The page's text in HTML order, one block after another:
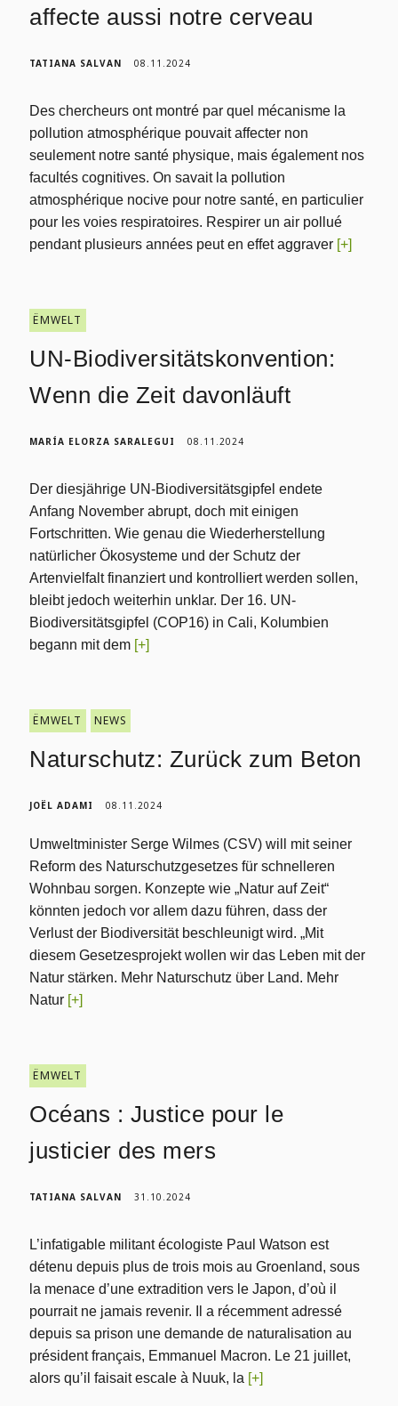
affecte aussi notre cerveau
TATIANA SALVAN 08.11.2024
Des chercheurs ont montré par quel mécanisme la
pollution atmosphérique pouvait affecter non
seulement notre santé physique, mais également nos
facultés cognitives. On savait la pollution
atmosphérique nocive pour notre santé, en particulier
pour les voies respiratoires. Respirer un air pollué
pendant plusieurs années peut en effet aggraver [+]
ËMWELT
UN-Biodiversitätskonvention:
Wenn die Zeit davonläuft
MARÍA ELORZA SARALEGUI 08.11.2024
Der diesjährige UN-Biodiversitätsgipfel endete
Anfang November abrupt, doch mit einigen
Fortschritten. Wie genau die Wiederherstellung
natürlicher Ökosysteme und der Schutz der
Artenvielfalt finanziert und kontrolliert werden sollen,
bleibt jedoch weiterhin unklar. Der 16. UN-
Biodiversitätsgipfel (COP16) in Cali, Kolumbien
begann mit dem [+]
ËMWELT NEWS
Naturschutz: Zurück zum Beton
JOËL ADAMI 08.11.2024
Umweltminister Serge Wilmes (CSV) will mit seiner
Reform des Naturschutzgesetzes für schnelleren
Wohnbau sorgen. Konzepte wie „Natur auf Zeit“
könnten jedoch vor allem dazu führen, dass der
Verlust der Biodiversität beschleunigt wird. „Mit
diesem Gesetzesprojekt wollen wir das Leben mit der
Natur stärken. Mehr Naturschutz über Land. Mehr
Natur [+]
ËMWELT
Océans : Justice pour le
justicier des mers
TATIANA SALVAN 31.10.2024
L’infatigable militant écologiste Paul Watson est
détenu depuis plus de trois mois au Groenland, sous
la menace d’une extradition vers le Japon, d’où il
pourrait ne jamais revenir. Il a récemment adressé
depuis sa prison une demande de naturalisation au
président français, Emmanuel Macron. Le 21 juillet,
alors qu’il faisait escale à Nuuk, la [+]